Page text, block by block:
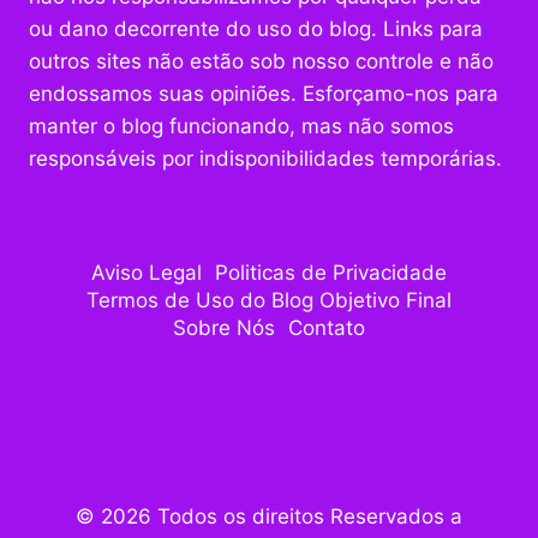
ou dano decorrente do uso do blog. Links para
outros sites não estão sob nosso controle e não
endossamos suas opiniões. Esforçamo-nos para
manter o blog funcionando, mas não somos
responsáveis por indisponibilidades temporárias.
Aviso Legal
Politicas de Privacidade
Termos de Uso do Blog Objetivo Final
Sobre Nós
Contato
© 2026 Todos os direitos Reservados a